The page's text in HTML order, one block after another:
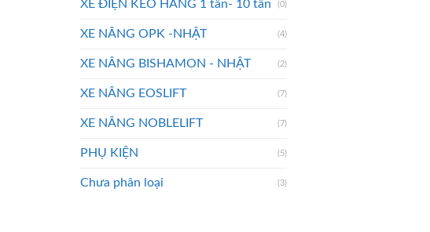
XE ĐIỆN KÉO HÀNG 1 tấn- 10 tấn (0)
XE NÂNG OPK -NHẬT (4)
XE NÂNG BISHAMON - NHẬT (2)
XE NÂNG EOSLIFT (7)
XE NÂNG NOBLELIFT (7)
PHỤ KIỆN (5)
Chưa phân loại (3)